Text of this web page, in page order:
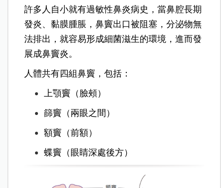
許多人自小就有過敏性鼻炎病史，當鼻腔長期
發炎、黏膜腫脹，鼻竇出口被阻塞，分泌物無
法排出，就容易形成細菌滋生的環境，進而發
展成鼻竇炎。
人體共有四組鼻竇，包括：
上顎竇（臉頰）
篩竇（兩眼之間）
額竇（前額）
蝶竇（眼睛深處後方）